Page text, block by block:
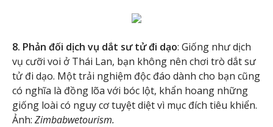
8. Phản đối dịch vụ dắt sư tử đi dạo: Giống như dịch
vụ cưỡi voi ở Thái Lan, bạn không nên chơi trò dắt sư
tử đi dạo. Một trải nghiệm độc đáo dành cho bạn cũng
có nghĩa là đồng lõa với bóc lột, khẩn hoang những
giống loài có nguy cơ tuyệt diệt vì mục đích tiêu khiển.
Ảnh: Zimbabwetourism.